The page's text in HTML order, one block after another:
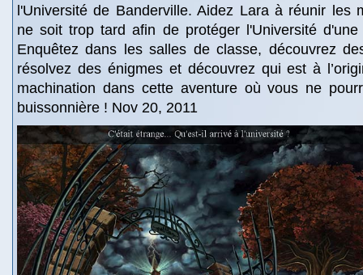
l'Université de Banderville. Aidez Lara à réunir les
ne soit trop tard afin de protéger l'Université d'une
Enquêtez dans les salles de classe, découvrez
résolvez des énigmes et découvrez qui est à
machination dans cette aventure où vous ne
buissonnière ! Nov 20, 2011